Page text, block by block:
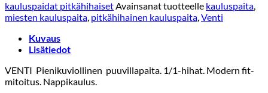
kauluspaidat pitkähihaisetAvainsanat tuotteelle kauluspaita,
miesten kauluspaita, pitkähihainen kauluspaita,Venti
Kuvaus
Lisätiedot
VENTI Pienikuviollinen puuvillapaita. 1/1-hihat. Modern fit-
mitoitus. Nappikaulus.